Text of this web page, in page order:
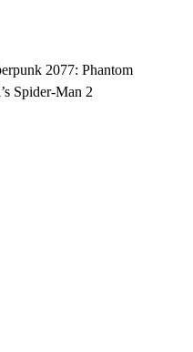
2077: Phantom
Spider-Man 2